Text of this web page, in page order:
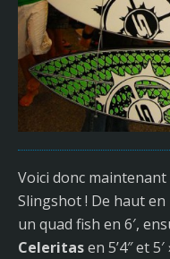
Voici donc
Slingshot ! De haut
un quad fish en 6′,
Celeritasen 5’4″ et